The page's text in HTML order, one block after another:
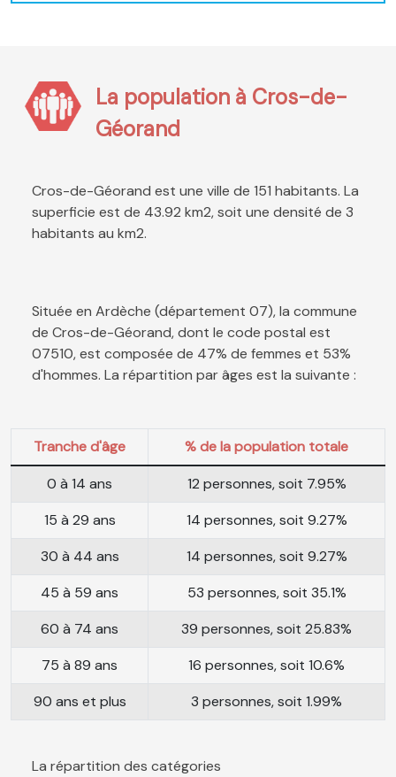
La population à Cros-de-
Géorand
Cros-de-Géorand est une ville de 151 habitants. La
superficie est de 43.92 km2, soit une densité de 3
habitants au km2.
Située en Ardèche (département 07), la commune
de Cros-de-Géorand, dont le code postal est
07510, est composée de 47% de femmes et 53%
d'hommes. La répartition par âges est la suivante :
Tranche d'âge
% de la population totale
0 à 14 ans
12 personnes, soit 7.95%
15 à 29 ans
14 personnes, soit 9.27%
30 à 44 ans
14 personnes, soit 9.27%
45 à 59 ans
53 personnes, soit 35.1%
60 à 74 ans
39 personnes, soit 25.83%
75 à 89 ans
16 personnes, soit 10.6%
90 ans et plus
3 personnes, soit 1.99%
La répartition des catégories